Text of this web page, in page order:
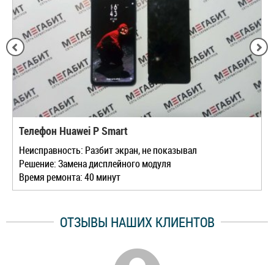
Телефон Huawei P Smart
Неисправность: Разбит экран, не показывал
Решение: Замена дисплейного модуля
Время ремонта: 40 минут
ОТЗЫВЫ НАШИХ КЛИЕНТОВ